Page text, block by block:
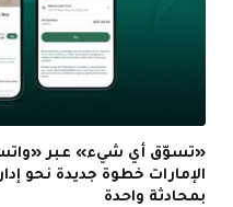
«تسوّق أي شيء» عبر
الإمارات خطوة جديدة نحو
بمحادثة واحدة